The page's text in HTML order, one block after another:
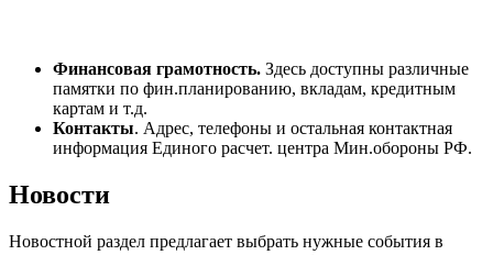
Финансовая грамотность. Здесь доступны различные
памятки по фин.планированию, вкладам, кредитным
картам и т.д.
Контакты. Адрес, телефоны и остальная контактная
информация Единого расчет. центра Мин.обороны РФ.
Новости
Новостной раздел предлагает выбрать нужные события в